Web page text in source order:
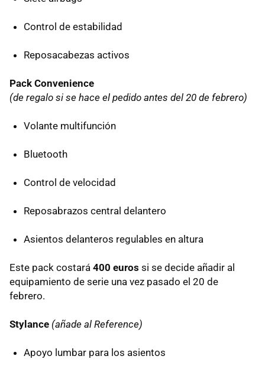
Control de estabilidad
Reposacabezas activos
Pack Convenience
(de regalo si se hace el pedido antes del 20 de febrero)
Volante multifunción
Bluetooth
Control de velocidad
Reposabrazos central delantero
Asientos delanteros regulables en altura
Este pack costará 400 euros si se decide añadir al
equipamiento de serie una vez pasado el 20 de
febrero.
Stylance (añade al Reference)
Apoyo lumbar para los asientos